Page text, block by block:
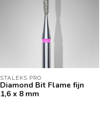
STALEKS PRO
Diamond Bit Flame fijn
1,6 x 8 mm